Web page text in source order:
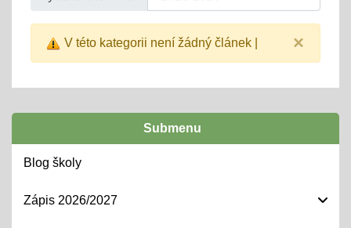
×
V této kategorii není žádný článek |
Submenu
Blog školy
Zápis 2026/2027